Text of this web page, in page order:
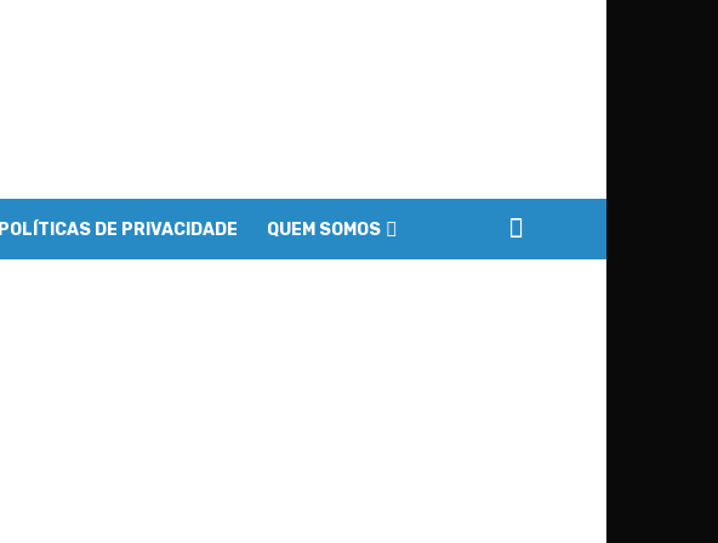
POLÍTICAS DE PRIVACIDADE QUEM SOMOS